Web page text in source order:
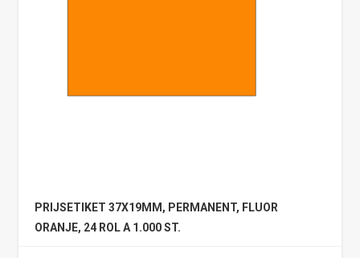
PRIJSETIKET 37X19MM, PERMANENT, FLUOR
ORANJE, 24 ROL A 1.000 ST.